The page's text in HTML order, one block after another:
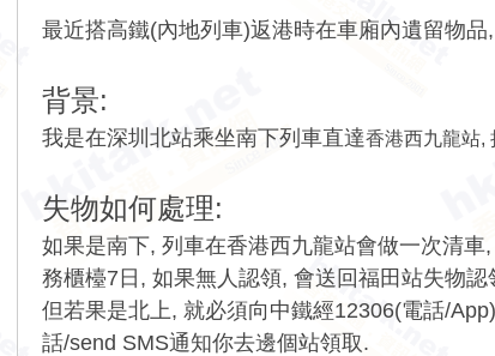
最近搭高鐵(內地列車)返港時在車廂內遺留物
背景:
我是在深圳北站乘坐南下列車直達香港西九龍站,
失物如何處理:
如果是南下, 列車在香港西九龍站會做一次清
務櫃檯7日, 如果無人認領, 會送回福田站失物
但若果是北上, 就必須向中鐵經12306(電話/
話/send SMS通知你去邊個站領取.